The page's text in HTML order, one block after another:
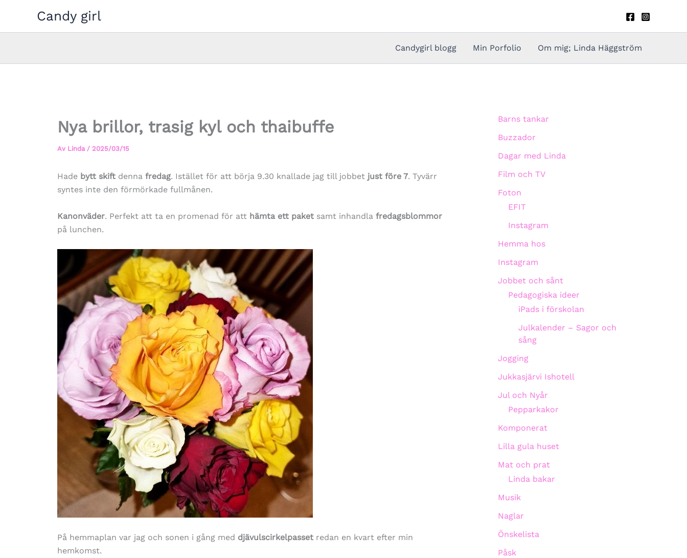
innehåll
Candy girl
Candygirl blogg Min Porfolio Om mig; Linda Häggström
Nya brillor, trasig kyl och thaibuffe
Av Linda / 2025/03/15
Hade bytt skift denna fredag. Istället för att börja 9.30 knallade jag till jobbet just före 7. Tyvärr
syntes inte den förmörkade fullmånen.
Kanonväder. Perfekt att ta en promenad för att hämta ett paket samt inhandla fredagsblommor
på lunchen.
På hemmaplan var jag och sonen i gång med djävulscirkelpasset redan en kvart efter min
hemkomst.
Barns tankar
Buzzador
Dagar med Linda
Film och TV
Foton
EFIT
Instagram
Hemma hos
Instagram
Jobbet och sånt
Pedagogiska ideer
iPads i förskolan
Julkalender – Sagor och
sång
Jogging
Jukkasjärvi Ishotell
Jul och Nyår
Pepparkakor
Komponerat
Lilla gula huset
Mat och prat
Linda bakar
Musik
Naglar
Önskelista
Påsk